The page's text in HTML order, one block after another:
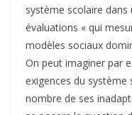
système scolaire
évaluations « qui
modèles sociaux
On peut imaginer par
exigences du
nombre de ses